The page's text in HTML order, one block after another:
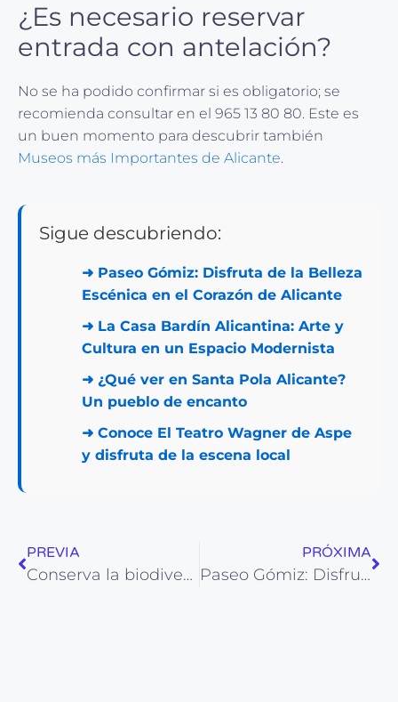
¿Es necesario reservar
entrada con antelación?
No se ha podido confirmar si es obligatorio; se
recomienda consultar en el 965 13 80 80. Este es
un buen momento para descubrir también
Museos más Importantes de Alicante.
Sigue descubriendo:
➜ Paseo Gómiz: Disfruta de la Belleza
Escénica en el Corazón de Alicante
➜ La Casa Bardín Alicantina: Arte y
Cultura en un Espacio Modernista
➜ ¿Qué ver en Santa Pola Alicante?
Un pueblo de encanto
➜ Conoce El Teatro Wagner de Aspe
y disfruta de la escena local
PREVIA
Conserva la biodiversidad en el Parque Natural de la Marjal de Pego-Oliva
PRÓXIMA
Paseo Gómiz: Disfruta de la Belleza Escénica en el Corazón de Alicante